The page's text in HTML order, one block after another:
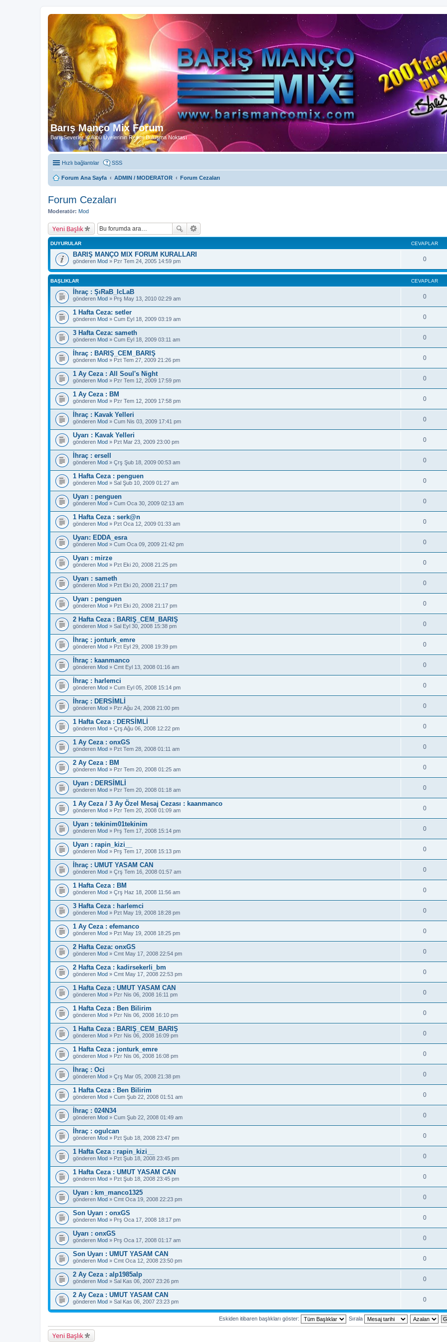
Barış Manço Mix Forum
BarışSeverler Kulübü Üyelerinin Resmi Buluşma Noktası
Hızlı bağlantılar SSS
Forum Ana Sayfa ADMIN / MODERATOR Forum Cezaları
Forum Cezaları
Moderatör: Mod
Yeni Başlık
DUYURULAR CEVAPLAR
BARIŞ MANÇO MIX FORUM KURALLARI
gönderen Mod » Pzr Tem 24, 2005 14:59 pm 0
BAŞLIKLAR CEVAPLAR
İhraç : ŞıRaB_IcLaB
gönderen Mod » Prş May 13, 2010 02:29 am 0
1 Hafta Ceza: setler
gönderen Mod » Cum Eyl 18, 2009 03:19 am 0
3 Hafta Ceza: sameth
gönderen Mod » Cum Eyl 18, 2009 03:11 am 0
İhraç : BARIŞ_CEM_BARIŞ
gönderen Mod » Pzt Tem 27, 2009 21:26 pm 0
1 Ay Ceza : All Soul's Night
gönderen Mod » Pzr Tem 12, 2009 17:59 pm 0
1 Ay Ceza : BM
gönderen Mod » Pzr Tem 12, 2009 17:58 pm 0
İhraç : Kavak Yelleri
gönderen Mod » Cum Nis 03, 2009 17:41 pm 0
Uyarı : Kavak Yelleri
gönderen Mod » Pzt Mar 23, 2009 23:00 pm 0
İhraç : ersell
gönderen Mod » Çrş Şub 18, 2009 00:53 am 0
1 Hafta Ceza : penguen
gönderen Mod » Sal Şub 10, 2009 01:27 am 0
Uyarı : penguen
gönderen Mod » Cum Oca 30, 2009 02:13 am 0
1 Hafta Ceza : serk@n
gönderen Mod » Pzt Oca 12, 2009 01:33 am 0
Uyarı: EDDA_esra
gönderen Mod » Cum Oca 09, 2009 21:42 pm 0
Uyarı : mirze
gönderen Mod » Pzt Eki 20, 2008 21:25 pm 0
Uyarı : sameth
gönderen Mod » Pzt Eki 20, 2008 21:17 pm 0
Uyarı : penguen
gönderen Mod » Pzt Eki 20, 2008 21:17 pm 0
2 Hafta Ceza : BARIŞ_CEM_BARIŞ
gönderen Mod » Sal Eyl 30, 2008 15:38 pm 0
İhraç : jonturk_emre
gönderen Mod » Pzt Eyl 29, 2008 19:39 pm 0
İhraç : kaanmanco
gönderen Mod » Cmt Eyl 13, 2008 01:16 am 0
İhraç : harlemci
gönderen Mod » Cum Eyl 05, 2008 15:14 pm 0
İhraç : DERSİMLİ
gönderen Mod » Pzr Ağu 24, 2008 21:00 pm 0
1 Hafta Ceza : DERSİMLİ
gönderen Mod » Çrş Ağu 06, 2008 12:22 pm 0
1 Ay Ceza : onxGS
gönderen Mod » Pzt Tem 28, 2008 01:11 am 0
2 Ay Ceza : BM
gönderen Mod » Pzr Tem 20, 2008 01:25 am 0
Uyarı : DERSİMLİ
gönderen Mod » Pzr Tem 20, 2008 01:18 am 0
1 Ay Ceza / 3 Ay Özel Mesaj Cezası : kaanmanco
gönderen Mod » Pzr Tem 20, 2008 01:09 am 0
Uyarı : tekinim01tekinim
gönderen Mod » Prş Tem 17, 2008 15:14 pm 0
Uyarı : rapin_kizi__
gönderen Mod » Prş Tem 17, 2008 15:13 pm 0
İhraç : UMUT YASAM CAN
gönderen Mod » Çrş Tem 16, 2008 01:57 am 0
1 Hafta Ceza : BM
gönderen Mod » Çrş Haz 18, 2008 11:56 am 0
3 Hafta Ceza : harlemci
gönderen Mod » Pzt May 19, 2008 18:28 pm 0
1 Ay Ceza : efemanco
gönderen Mod » Pzt May 19, 2008 18:25 pm 0
2 Hafta Ceza: onxGS
gönderen Mod » Cmt May 17, 2008 22:54 pm 0
2 Hafta Ceza : kadirsekerli_bm
gönderen Mod » Cmt May 17, 2008 22:53 pm 0
1 Hafta Ceza : UMUT YASAM CAN
gönderen Mod » Pzr Nis 06, 2008 16:11 pm 0
1 Hafta Ceza : Ben Bilirim
gönderen Mod » Pzr Nis 06, 2008 16:10 pm 0
1 Hafta Ceza : BARIŞ_CEM_BARIŞ
gönderen Mod » Pzr Nis 06, 2008 16:09 pm 0
1 Hafta Ceza : jonturk_emre
gönderen Mod » Pzr Nis 06, 2008 16:08 pm 0
İhraç : Oci
gönderen Mod » Çrş Mar 05, 2008 21:38 pm 0
1 Hafta Ceza : Ben Bilirim
gönderen Mod » Cum Şub 22, 2008 01:51 am 0
İhraç : 024N34
gönderen Mod » Cum Şub 22, 2008 01:49 am 0
İhraç : ogulcan
gönderen Mod » Pzt Şub 18, 2008 23:47 pm 0
1 Hafta Ceza : rapin_kizi__
gönderen Mod » Pzt Şub 18, 2008 23:45 pm 0
1 Hafta Ceza : UMUT YASAM CAN
gönderen Mod » Pzt Şub 18, 2008 23:45 pm 0
Uyarı : km_manco1325
gönderen Mod » Cmt Oca 19, 2008 22:23 pm 0
Son Uyarı : onxGS
gönderen Mod » Prş Oca 17, 2008 18:17 pm 0
Uyarı : onxGS
gönderen Mod » Prş Oca 17, 2008 01:17 am 0
Son Uyarı : UMUT YASAM CAN
gönderen Mod » Cmt Oca 12, 2008 23:50 pm 0
2 Ay Ceza : alp1985alp
gönderen Mod » Sal Kas 06, 2007 23:26 pm 0
2 Ay Ceza : UMUT YASAM CAN
gönderen Mod » Sal Kas 06, 2007 23:23 pm 0
Eskiden itibaren başlıkları göster: Sırala
Yeni Başlık